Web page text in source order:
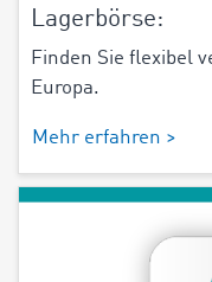
Lagerbörse:
Finden Sie flexibel
Europa.
Mehr erfahren >